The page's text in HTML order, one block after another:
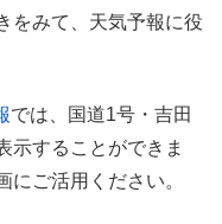
をみて、天気予報に役
では、国道1号・吉田
示することができま
ご活用ください。